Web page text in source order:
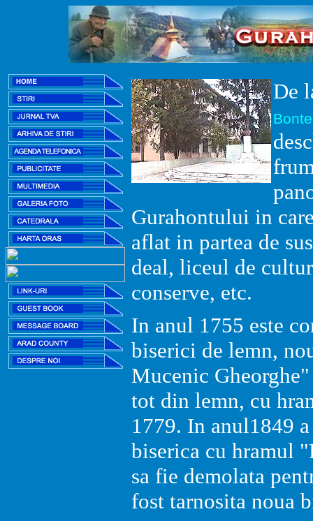
De
Gurahontului in
aflat in partea de
deal, liceul de
conserve, etc.
In anul 1755 este
biserici de lemn,
Mucenic
tot din lemn, cu
1779. In anul1849
biserica cu hramul
sa fie demolata
fost tarnosita noua